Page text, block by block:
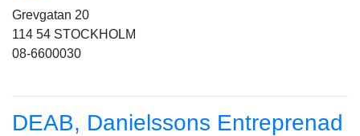
Grevgatan 20
114 54 STOCKHOLM
08-6600030
DEAB, Danielssons Entreprenad